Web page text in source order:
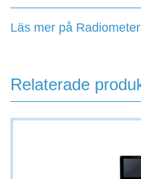
Läs mer på
Relaterade